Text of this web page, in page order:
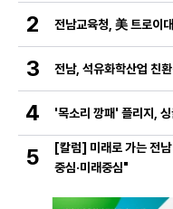
2 전남교육청, 美 트로이
3 전남, 석유화학산업 친
4 '목소리 깡패' 플리지,
5
[칼럼] 미래로 가는 전
중심·미래중심"